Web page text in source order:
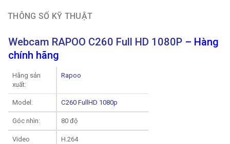
THÔNG SỐ KỸ THUẬT
Webcam RAPOO C260 Full HD 1080P – Hàng
chính hãng
Hãng sản
xuất:
Rapoo
Model: C260 FullHD 1080p
Góc nhìn: 80 độ
Video
H.264